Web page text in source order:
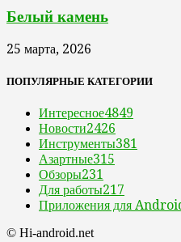
Белый камень
25 марта, 2026
ПОПУЛЯРНЫЕ КАТЕГОРИИ
Интересное4849
Новости2426
Инструменты381
Азартные315
Обзоры231
Для работы217
Приложения для
© Hi-android.net